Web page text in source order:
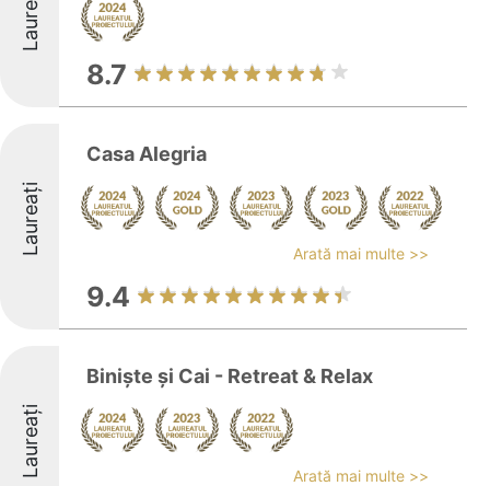
8.7
Laureați
Casa Alegria
Arată mai multe >>
9.4
Laureați
Biniște și Cai - Retreat & Relax
Arată mai multe >>